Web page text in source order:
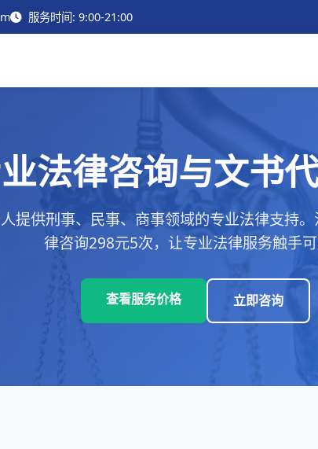
服务时间: 9:00-21:00
法律咨询与文书
提供刑事、民事、商事领域的专业法律支持
律咨询298元5次，让专业法律服务触手可
查看服务价格 立即咨询